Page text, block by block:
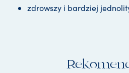
zdrowszy i bardziej